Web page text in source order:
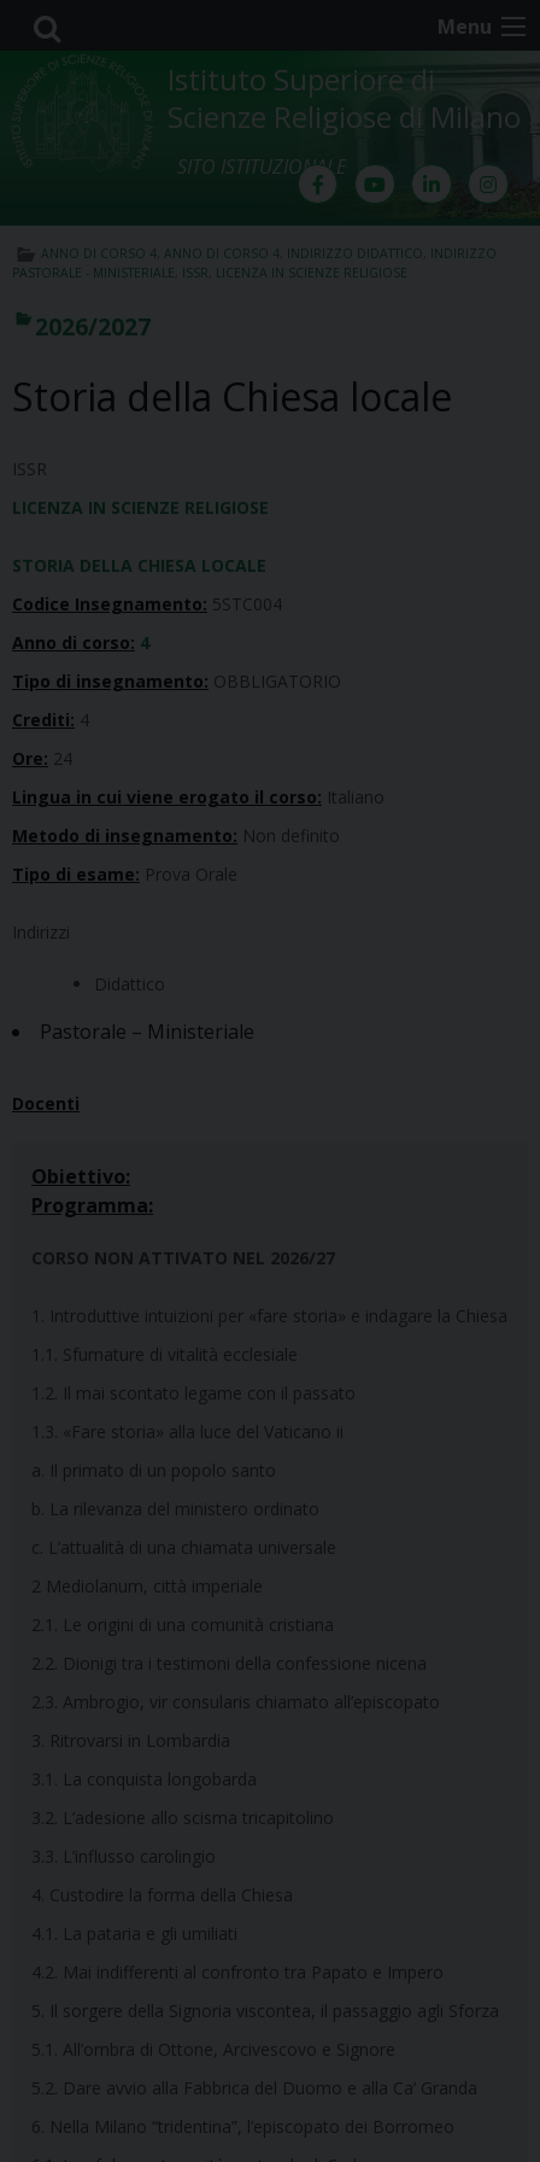
Skip
content
Menu
Istituto Superiore di
Scienze Religiose di Milano
SITO ISTITUZIONALE
ANNO DI CORSO 4 ANNO DI CORSO 4 INDIRIZZO DIDATTICO INDIRIZZO
PASTORALE - MINISTERIALE ISSR LICENZA IN SCIENZE RELIGIOSE
2026/2027
Storia della Chiesa locale
ISSR
LICENZA IN SCIENZE RELIGIOSE
STORIA DELLA CHIESA LOCALE
Codice Insegnamento: 5STC004
Anno di corso: 4
Tipo di insegnamento: OBBLIGATORIO
Crediti: 4
Ore: 24
Lingua in cui viene erogato il corso: Italiano
Metodo di insegnamento: Non definito
Tipo di esame: Prova Orale
Indirizzi
Didattico
Pastorale – Ministeriale
Docenti
Obiettivo:
Programma:
CORSO NON ATTIVATO NEL 2026/27
1. Introduttive intuizioni per «fare storia» e indagare la Chiesa
1.1. Sfumature di vitalità ecclesiale
1.2. Il mai scontato legame con il passato
1.3. «Fare storia» alla luce del Vaticano ii
a. Il primato di un popolo santo
b. La rilevanza del ministero ordinato
c. L’attualità di una chiamata universale
2 Mediolanum, città imperiale
2.1. Le origini di una comunità cristiana
2.2. Dionigi tra i testimoni della confessione nicena
2.3. Ambrogio, vir consularis chiamato all’episcopato
3. Ritrovarsi in Lombardia
3.1. La conquista longobarda
3.2. L’adesione allo scisma tricapitolino
3.3. L’influsso carolingio
4. Custodire la forma della Chiesa
4.1. La pataria e gli umiliati
4.2. Mai indifferenti al confronto tra Papato e Impero
5. Il sorgere della Signoria viscontea, il passaggio agli Sforza
5.1. All’ombra di Ottone, Arcivescovo e Signore
5.2. Dare avvio alla Fabbrica del Duomo e alla Ca’ Granda
6. Nella Milano “tridentina”, l’episcopato dei Borromeo